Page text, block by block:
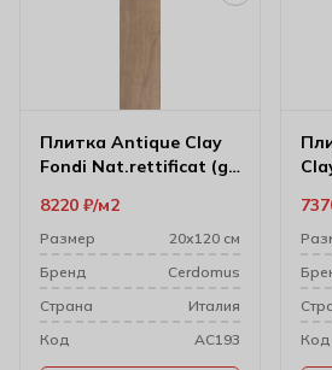
Плитка Antique Clay
Fondi Nat.rettificat (gl)
8220 ₽ м2
Размер
20х120 см
Бренд
Cerdomus
Cтрана
Италия
Код
AC193
см
Код